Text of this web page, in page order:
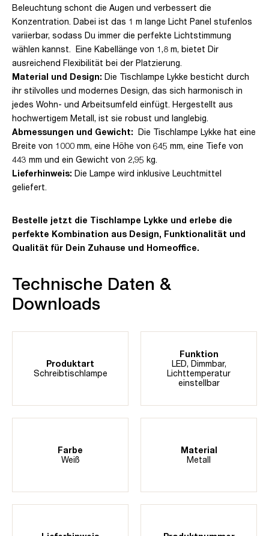
Beleuchtung schont die Augen und verbessert die
Konzentration. Dabei ist das 1 m lange Licht Panel stufenlos
variierbar, sodass Du immer die perfekte Lichtstimmung
wählen kannst. Eine Kabellänge von 1,8 m, bietet Dir
ausreichend Flexibilität bei der Platzierung.
Material und Design: Die Tischlampe Lykke besticht durch
ihr stilvolles und modernes Design, das sich harmonisch in
jedes Wohn- und Arbeitsumfeld einfügt. Hergestellt aus
hochwertigem Metall, ist sie robust und langlebig.
Abmessungen und Gewicht: Die Tischlampe Lykke hat eine
Breite von 1000 mm, eine Höhe von 645 mm, eine Tiefe von
443 mm und ein Gewicht von 2,95 kg.
Lieferhinweis: Die Lampe wird inklusive Leuchtmittel
geliefert.
Bestelle jetzt die Tischlampe Lykke und erlebe die
perfekte Kombination aus Design, Funktionalität und
Qualität für Dein Zuhause und Homeoffice.
Technische Daten &
Downloads
Produktart
Schreibtischlampe
Funktion
LED, Dimmbar,
Lichttemperatur
einstellbar
Farbe
Weiß
Material
Metall